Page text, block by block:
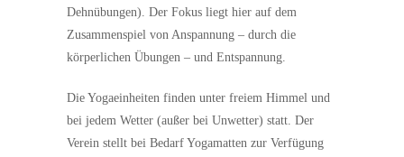
Dehnübungen). Der Fokus liegt hier auf dem
Zusammenspiel von Anspannung – durch die
körperlichen Übungen – und Entspannung.
Die Yogaeinheiten finden unter freiem Himmel und
bei jedem Wetter (außer bei Unwetter) statt. Der
Verein stellt bei Bedarf Yogamatten zur Verfügung